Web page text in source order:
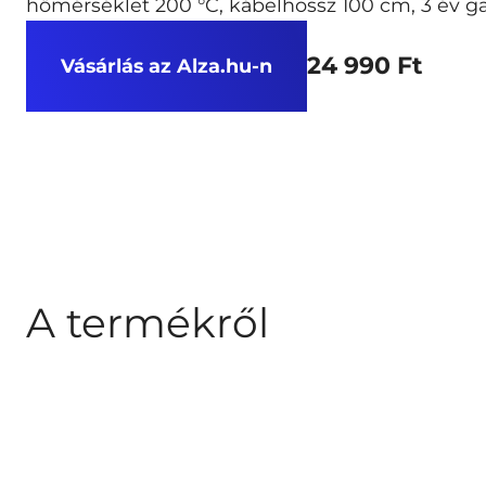
Vásárlás az Alza.hu-n 24 990 Ft
A termékről